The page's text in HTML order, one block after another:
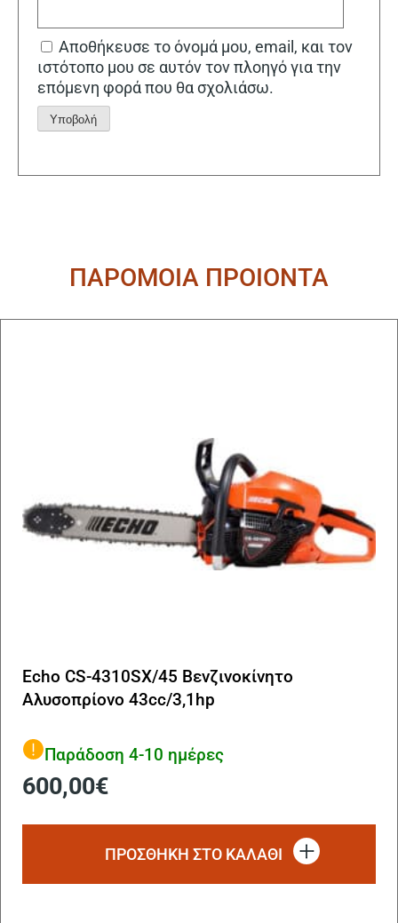
Αποθήκευσε το όνομά μου, email, και τον
ιστότοπο μου σε αυτόν τον πλοηγό για την
επόμενη φορά που θα σχολιάσω.
ΠΑΡΟΜΟΙΑ ΠΡΟΙΟΝΤΑ
Echo CS-4310SX/45 Βενζινοκίνητο
Αλυσοπρίονο 43cc/3,1hp
Παράδοση 4-10 ημέρες
600,00€
ΠΡΟΣΘΗΚΗ ΣΤΟ ΚΑΛΑΘΙ